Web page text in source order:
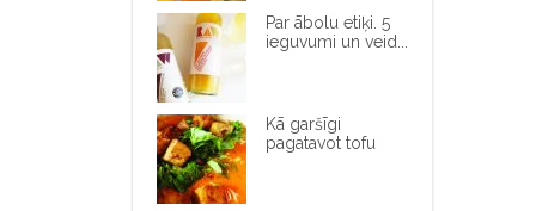
Par ābolu etiķi. 5
ieguvumi un veid...
Kā garšīgi
pagatavot tofu